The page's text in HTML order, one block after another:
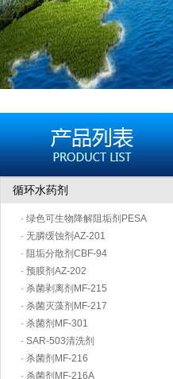
循环水药剂
· 绿色可生物降解阻垢剂PESA
· 无膦缓蚀剂AZ-201
· 阻垢分散剂CBF-94
· 预膜剂AZ-202
· 杀菌剥离剂MF-215
· 杀菌灭藻剂MF-217
· 杀菌剂MF-301
· SAR-503清洗剂
· 杀菌剂MF-216
· 杀菌剂MF-216A